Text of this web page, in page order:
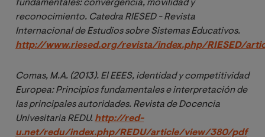
fundamentales: convergencia, movilidad y
reconocimiento. Catedra RIESED - Revista
http://www.riesed.org/revista/index.php/RIESED/
Comas, M.A. (2013). El EEES, identidad y competitividad
Europea: Principios fundamentales e interpretación de
las principales autoridades. Revista de Docencia
Univesitaria REDU. http://red-
u.net/redu/index.php/REDU/article/view/380/pdf